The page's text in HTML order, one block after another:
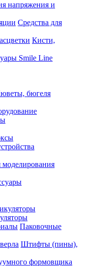
напряжения и
Средства для
Кисти,
Smile Line
бюгеля
моделирования
Паковочные
Штифты (пины),